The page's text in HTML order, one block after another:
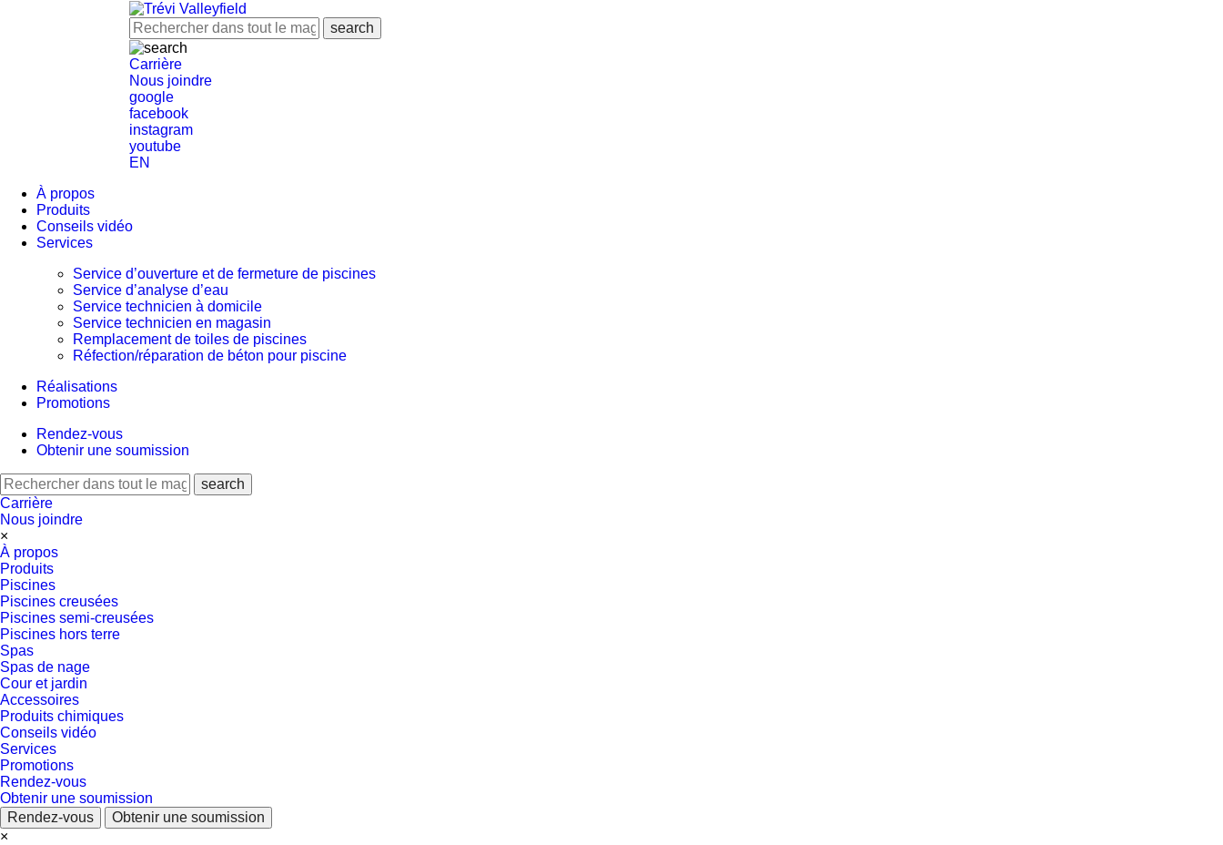
Carrière
Nous joindre
google
facebook
instagram
youtube
EN
À propos
Produits
Conseils vidéo
Services
Service d’ouverture et de fermeture de piscines
Service d’analyse d’eau
Service technicien à domicile
Service technicien en magasin
Remplacement de toiles de piscines
Réfection/réparation de béton pour piscine
Réalisations
Promotions
Rendez-vous
Obtenir une soumission
Carrière
Nous joindre
×
À propos
Produits
Piscines
Piscines creusées
Piscines semi-creusées
Piscines hors terre
Spas
Spas de nage
Cour et jardin
Accessoires
Produits chimiques
Conseils vidéo
Services
Promotions
Rendez-vous
Obtenir une soumission
Rendez-vous
Obtenir une soumission
×